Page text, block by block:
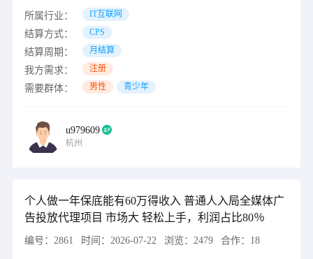
所属行业： IT互联网
结算方式： CPS
结算周期： 月结算
我方需求： 注册
需要群体： 男性 青少年
u979609
杭州
个人做一年保底能有60万得收入 普通人入局全媒体广
告投放代理项目 市场大 轻松上手，利润占比80％
编号： 2861 时间： 2026-07-22 浏览： 2479 合作： 18